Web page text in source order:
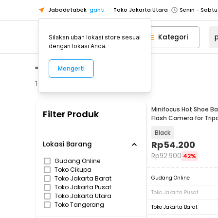
Jabodetabek ganti Toko Jakarta Utara
Toko Tangerang
Toko Cikupa
Pick n Go Jakarta Barat
Senin -
Toko Jakarta Barat
Senin -
Toko Tangerang
Senin - Jumat
Senin - Jumat
Kategori
"proyektor mini"
1049
Filter Produk
Lokasi Barang
Gudang Online
Toko Cikupa
Toko Jakarta Barat
Toko Jakarta Pusat
Toko Jakarta Utara
Toko Tangerang
Minifocus Hot Shoe
Flash Camera for
Black
Rp54.200
Rp92.900 42%
Gudang Online
Toko Jakarta Pusat
Toko Jakarta Barat
Silakan ubah lokasi store sesuai
dengan lokasi Anda.
Mengerti